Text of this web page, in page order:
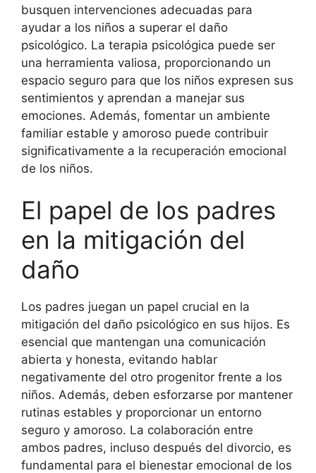
busquen intervenciones adecuadas para
ayudar a los niños a superar el daño
psicológico. La terapia psicológica puede ser
una herramienta valiosa, proporcionando un
espacio seguro para que los niños expresen sus
sentimientos y aprendan a manejar sus
emociones. Además, fomentar un ambiente
familiar estable y amoroso puede contribuir
significativamente a la recuperación emocional
de los niños.
El papel de los padres
en la mitigación del
daño
Los padres juegan un papel crucial en la
mitigación del daño psicológico en sus hijos. Es
esencial que mantengan una comunicación
abierta y honesta, evitando hablar
negativamente del otro progenitor frente a los
niños. Además, deben esforzarse por mantener
rutinas estables y proporcionar un entorno
seguro y amoroso. La colaboración entre
ambos padres, incluso después del divorcio, es
fundamental para el bienestar emocional de los